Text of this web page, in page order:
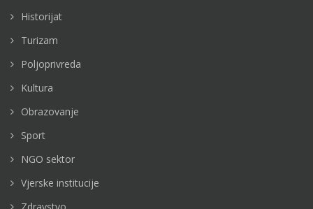
Historijat
Turizam
Poljoprivreda
Kultura
Obrazovanje
Sport
NGO sektor
Vjerske institucije